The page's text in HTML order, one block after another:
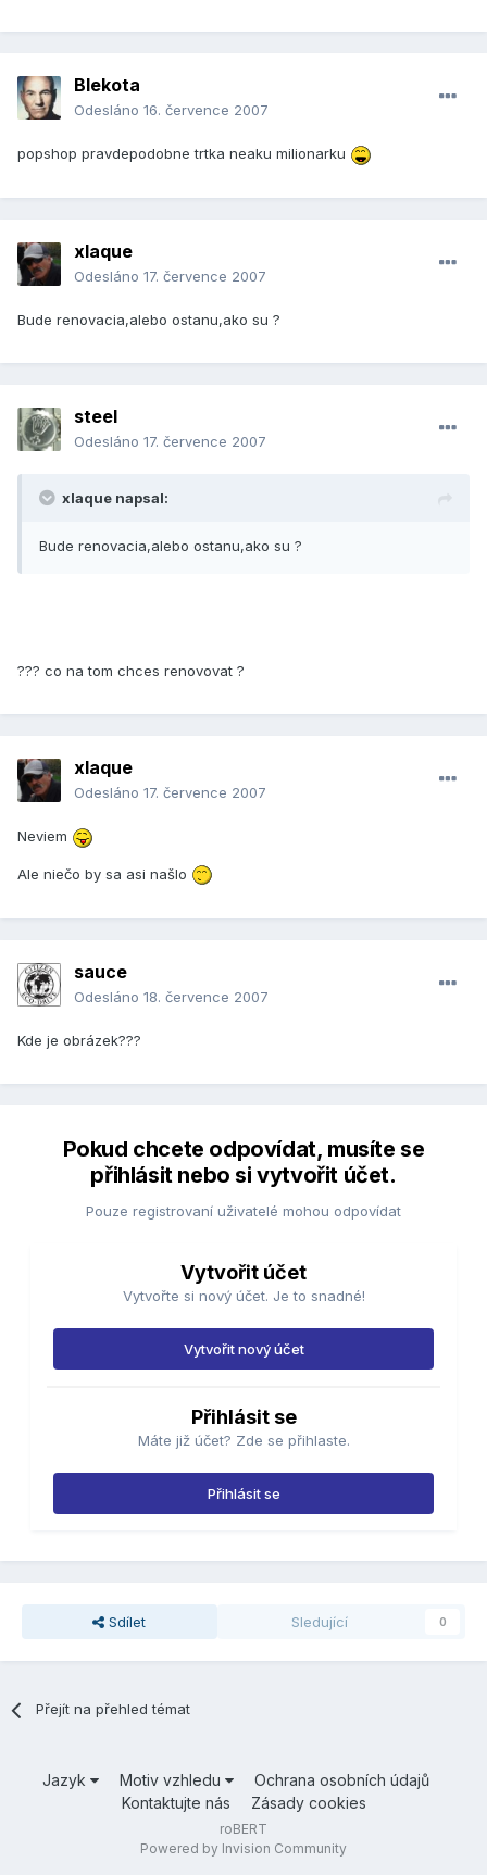
Blekota
Odesláno 16. července 2007
popshop pravdepodobne trtka neaku milionarku
xlaque
Odesláno 17. července 2007
Bude renovacia,alebo ostanu,ako su ?
steel
Odesláno 17. července 2007
xlaque napsal:
Bude renovacia,alebo ostanu,ako su ?
??? co na tom chces renovovat ?
xlaque
Odesláno 17. července 2007
Neviem
Ale niečo by sa asi našlo
sauce
Odesláno 18. července 2007
Kde je obrázek???
Pokud chcete odpovídat, musíte se
přihlásit nebo si vytvořit účet.
Pouze registrovaní uživatelé mohou odpovídat
Vytvořit účet
Vytvořte si nový účet. Je to snadné!
Vytvořit nový účet
Přihlásit se
Máte již účet? Zde se přihlaste.
Přihlásit se
Sdílet Sledující 0
Přejít na přehled témat
Jazyk Motiv vzhledu
Ochrana osobních údajů
Kontaktujte nás
Zásady cookies
roBERT
Powered by Invision Community